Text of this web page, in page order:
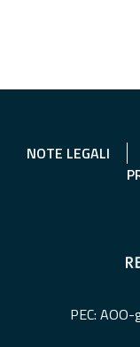
NOTE LEGALI
PEC: